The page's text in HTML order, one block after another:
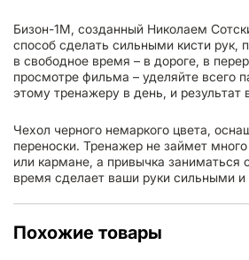
Бизон-1М, созданный Николаем
способ сделать сильными кисти рук,
в свободное время – в дороге, в
просмотре фильма – уделяйте всего
этому тренажеру в день, и результат
Чехол черного немаркого цвета,
переноски. Тренажер не займет
или кармане, а привычка заниматься
время сделает ваши руки сильными
Похожие товары